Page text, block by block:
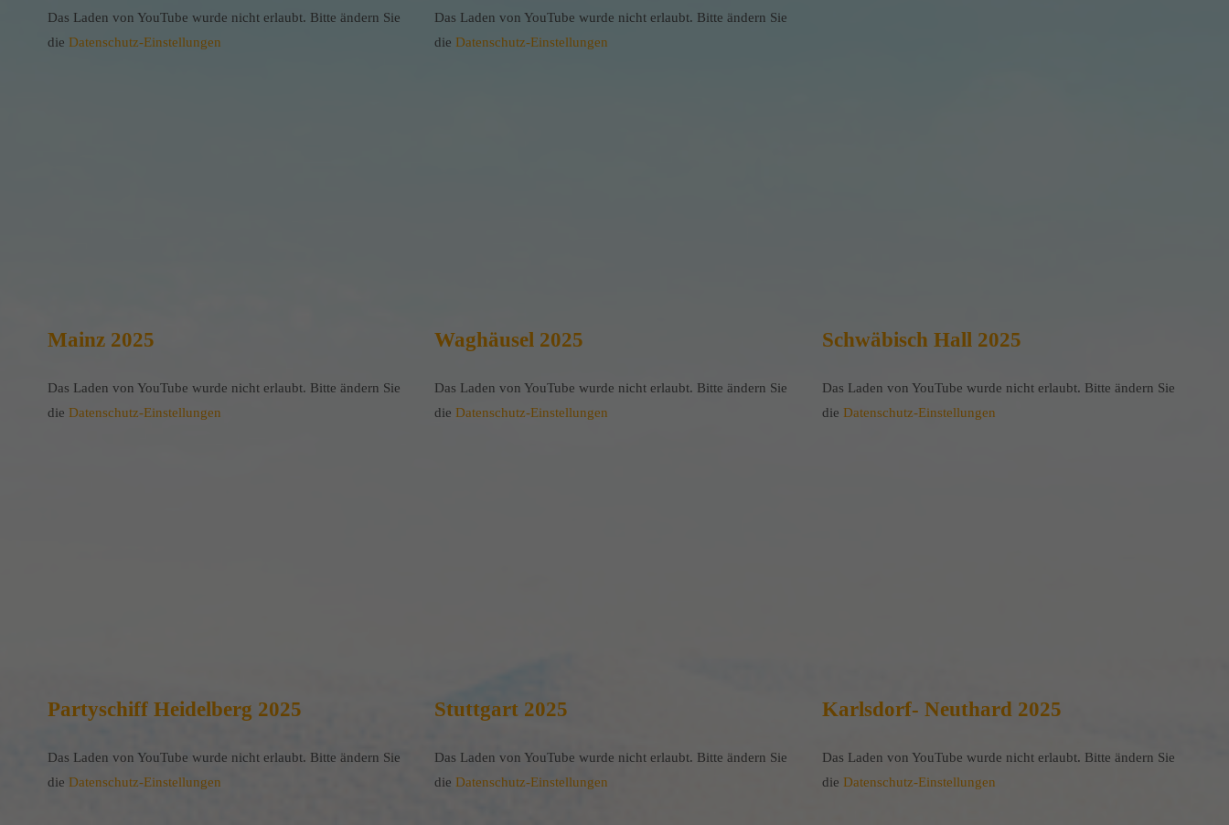
Das Laden von YouTube wurde nicht erlaubt. Bitte ändern Sie
die Datenschutz-Einstellungen
Das Laden von YouTube wurde nicht erlaubt. Bitte ändern Sie
dieDatenschutz-Einstellungen
Mainz 2025
Das Laden von YouTube wurde nicht erlaubt. Bitte ändern Sie
die Datenschutz-Einstellungen
Waghäusel 2025
Das Laden von YouTube wurde nicht erlaubt. Bitte ändern Sie
dieDatenschutz-Einstellungen
Schwäbisch Hall 2025
Das Laden von YouTube wurde nicht erlaubt. Bitte ändern Sie
die Datenschutz-Einstellungen
Partyschiff Heidelberg 2025
Das Laden von YouTube wurde nicht erlaubt. Bitte ändern Sie
die Datenschutz-Einstellungen
Stuttgart 2025
Das Laden von YouTube wurde nicht erlaubt. Bitte ändern Sie
dieDatenschutz-Einstellungen
Karlsdorf- Neuthard 2025
Das Laden von YouTube wurde nicht erlaubt. Bitte ändern Sie
die Datenschutz-Einstellungen